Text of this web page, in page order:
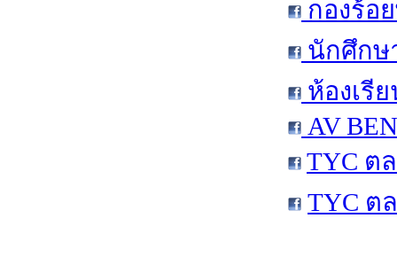
กองร้อ
นักศึกษ
ห้องเรี
AV
TYC ต
TYC ต